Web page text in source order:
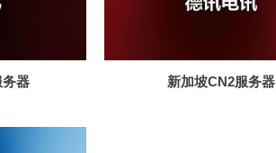
器 新加坡CN2服务器